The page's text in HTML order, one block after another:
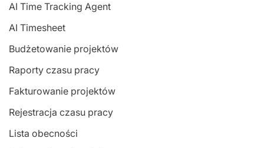
AI Time Tracking Agent
AI Timesheet
Budżetowanie projektów
Raporty czasu pracy
Fakturowanie projektów
Rejestracja czasu pracy
Lista obecności